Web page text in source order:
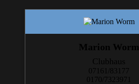
Marion Worm
Clubhaus
07161/83177
0170/7323971